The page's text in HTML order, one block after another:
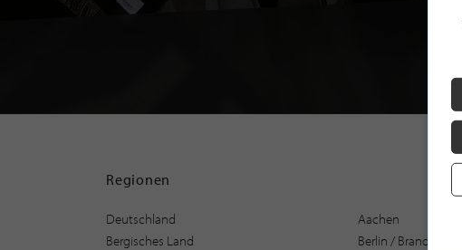
Regionen
Deutschland Aachen
Bergisches Land
Berlin / Brandenburg